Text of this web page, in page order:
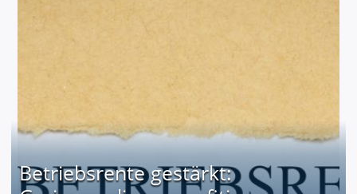
Betriebsrente gestärkt: